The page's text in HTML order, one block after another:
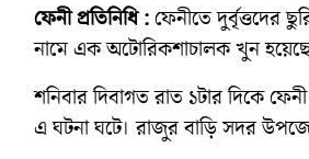
ফেনী প্রতিনিধি :ফেনীতে দুর্বৃত্তদের
নামে এক অটোরিকশাচালক খুন
শনিবার দিবাগত রাত ১টার দিকে
এ ঘটনা ঘটে। রাজুর বাড়ি সদর